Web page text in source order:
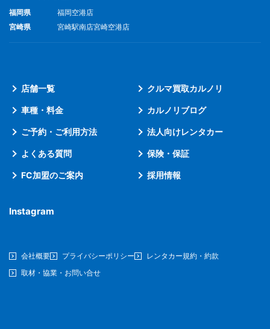
福岡県
福岡空港店
宮崎県
宮崎駅南店宮崎空港店
店舗一覧 クルマ買取カルノリ
車種・料金 カルノリブログ
ご予約・ご利用方法 法人向けレンタカー
よくある質問 保険・保証
FC加盟のご案内 採用情報
Instagram
会社概要 プライバシーポリシー
レンタカー規約・約款
取材・協業・お問い合せ